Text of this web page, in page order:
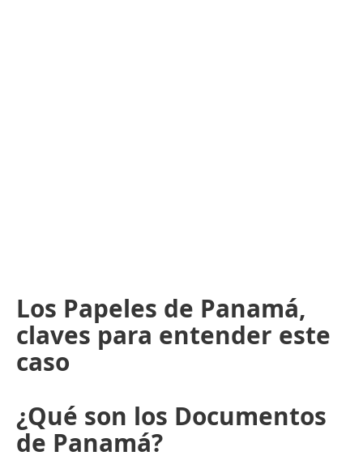
Los Papeles de Panamá,
claves para entender este
caso
¿Qué son los Documentos
de Panamá?